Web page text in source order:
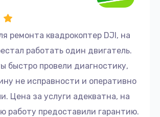
ремонта квадрокоптер DJI, на
работать один двигатель.
быстро провели диагностику,
не исправности и оперативно
Цена за услуги адекватна, на
работу предоставили гарантию.